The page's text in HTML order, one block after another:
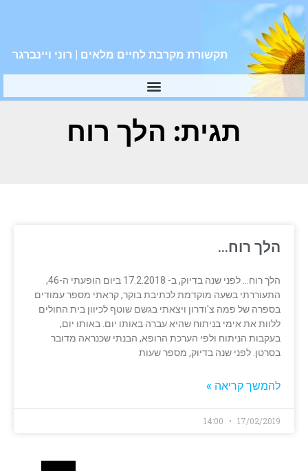
תקשורת מקרבת לחיים מלאים | רוני ויינברגר
תגית: הלך רוח
הלך רוח…
הלך רוח… לפני שנה בדיוק, ב- 17.2.2018 ביום הופעתי ה-46,
התעוררתי בשעה מוקדמת לכתיבת בוקר, קראתי מספר עמודים
בספרה של פמה צ'ודרון ויצאתי בגשם שוטף לכיוון בית החולים
ללוות את אימי בניתוח שהיא עברה באותו יום. באותו יום,
בעקבות הניתוח ולפי הערכת הרופא, הבנתי שכנראה מדובר
בסרטן. לפני שנה בדיוק, מספר שעות
להמשך קריאה »
17/02/2019